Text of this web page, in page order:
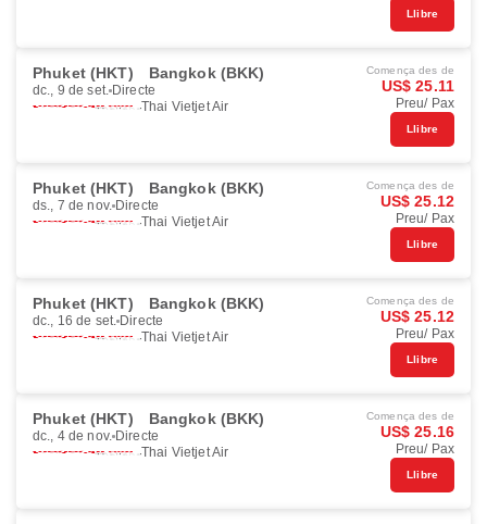
Llibre
Phuket (HKT) Bangkok (BKK)
dc., 9 de set. Directe
Thai Vietjet Air
Comença des de
US$ 25.11
Preu/ Pax
Llibre
Phuket (HKT) Bangkok (BKK)
ds., 7 de nov. Directe
Thai Vietjet Air
Comença des de
US$ 25.12
Preu/ Pax
Llibre
Phuket (HKT) Bangkok (BKK)
dc., 16 de set. Directe
Thai Vietjet Air
Comença des de
US$ 25.12
Preu/ Pax
Llibre
Phuket (HKT) Bangkok (BKK)
dc., 4 de nov. Directe
Thai Vietjet Air
Comença des de
US$ 25.16
Preu/ Pax
Llibre